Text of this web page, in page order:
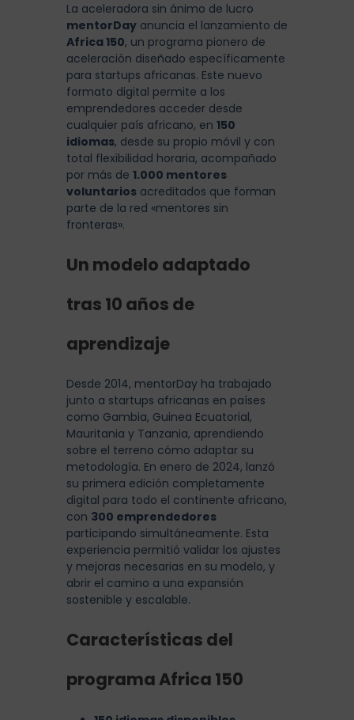
La aceleradora sin ánimo de lucro
mentorDay anuncia el lanzamiento de
Africa 150, un programa pionero de
aceleración diseñado específicamente
para startups africanas. Este nuevo
formato digital permite a los
emprendedores acceder desde
cualquier país africano, en 150
idiomas, desde su propio móvil y con
total flexibilidad horaria, acompañado
por más de 1.000 mentores
voluntarios acreditados que forman
parte de la red «mentores sin
fronteras».
Un modelo adaptado
tras 10 años de
aprendizaje
Desde 2014, mentorDay ha trabajado
junto a startups africanas en países
como Gambia, Guinea Ecuatorial,
Mauritania y Tanzania, aprendiendo
sobre el terreno cómo adaptar su
metodología. En enero de 2024, lanzó
su primera edición completamente
digital para todo el continente africano,
con 300 emprendedores
participando simultáneamente. Esta
experiencia permitió validar los ajustes
y mejoras necesarias en su modelo, y
abrir el camino a una expansión
sostenible y escalable.
Características del
programa Africa 150